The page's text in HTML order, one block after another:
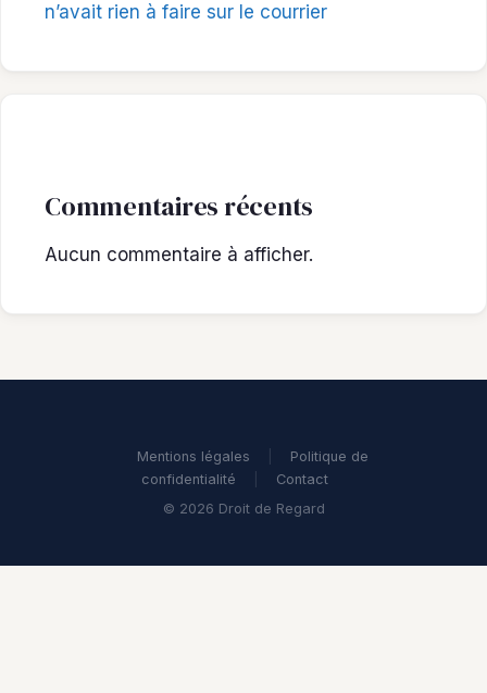
n’avait rien à faire sur le courrier
Commentaires récents
Aucun commentaire à afficher.
Mentions légales
Politique de
confidentialité
Contact
© 2026 Droit de Regard